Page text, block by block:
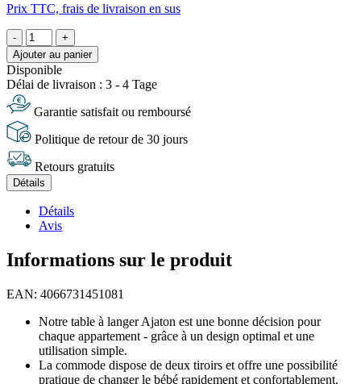
Prix TTC, frais de livraison en sus
-
+
Ajouter au panier
Disponible
Délai de livraison : 3 - 4 Tage
Garantie satisfait ou remboursé
Politique de retour de 30 jours
Retours gratuits
Détails
Détails
Avis
Informations sur le produit
EAN: 4066731451081
Notre table à langer Ajaton est une bonne décision pour
chaque appartement - grâce à un design optimal et une
utilisation simple.
La commode dispose de deux tiroirs et offre une possibilité
pratique de changer le bébé rapidement et confortablement.